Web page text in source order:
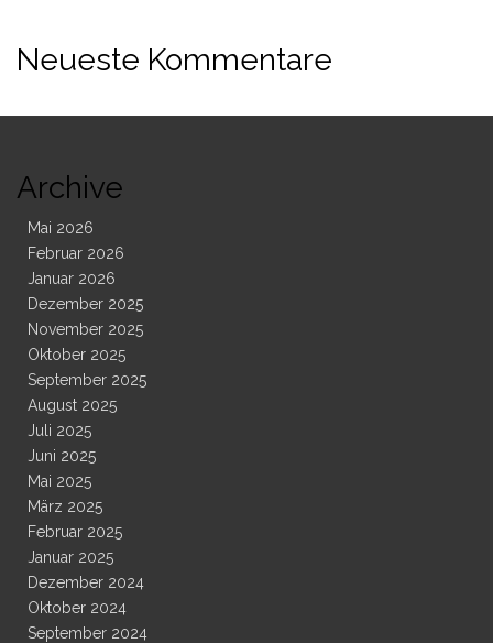
Neueste Kommentare
Archive
Mai 2026
Februar 2026
Januar 2026
Dezember 2025
November 2025
Oktober 2025
September 2025
August 2025
Juli 2025
Juni 2025
Mai 2025
März 2025
Februar 2025
Januar 2025
Dezember 2024
Oktober 2024
September 2024